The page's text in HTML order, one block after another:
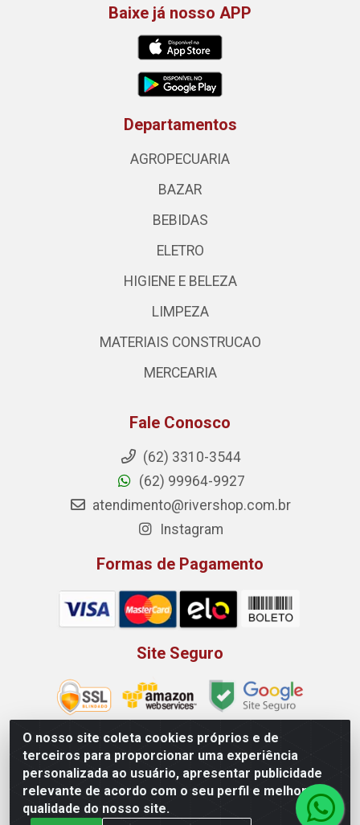
O nosso site coleta cookies próprios e de
terceiros para proporcionar uma experiência
personalizada ao usuário, apresentar publicidade
relevante de acordo com o seu perfil e melhorar a
qualidade do nosso site.
Baixe já nosso APP
Departamentos
AGROPECUARIA
BAZAR
BEBIDAS
ELETRO
HIGIENE E BELEZA
LIMPEZA
MATERIAIS CONSTRUCAO
MERCEARIA
Fale Conosco
(62) 3310-3544
(62) 99964-9927
atendimento@rivershop.com.br
Instagram
Formas de Pagamento
Site Seguro
Rio Vermelho Distribuição de Alimentos LTDA - Rodovia BR,
153, KM 52 N 00 QD 00 LT 16 - Bairro Jardim Eldorado,
Anápolis/GO - CEP 75.045-190 - CNPJ 10.912.900/0002-40